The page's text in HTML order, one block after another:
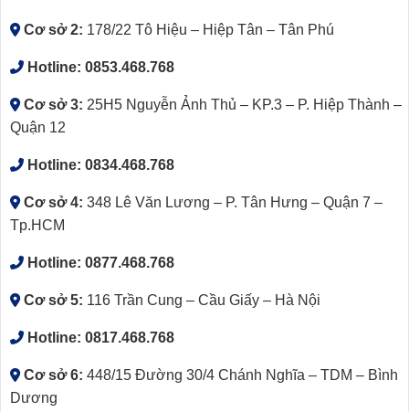
Cơ sở 2: 178/22 Tô Hiệu – Hiệp Tân – Tân Phú
Hotline: 0853.468.768
Cơ sở 3: 25H5 Nguyễn Ảnh Thủ – KP.3 – P. Hiệp Thành –
Quận 12
Hotline: 0834.468.768
Cơ sở 4: 348 Lê Văn Lương – P. Tân Hưng – Quận 7 –
Tp.HCM
Hotline: 0877.468.768
Cơ sở 5: 116 Trần Cung – Cầu Giấy – Hà Nội
Hotline: 0817.468.768
Cơ sở 6: 448/15 Đường 30/4 Chánh Nghĩa – TDM – Bình
Dương